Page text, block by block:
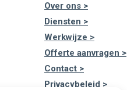
Over ons >
Diensten >
Werkwijze >
Offerte aanvragen >
Contact >
Privacybeleid >